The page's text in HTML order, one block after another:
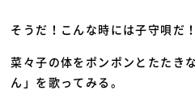
そうだ！こんな時には子守唄だ！
菜々子の体をポンポンとたたき
ん」を歌ってみる。